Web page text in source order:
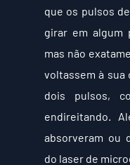
que os pulsos
girar em algum
mas não
voltassem à sua
dois pulsos,
endireitando.
absorveram ou
do laser de